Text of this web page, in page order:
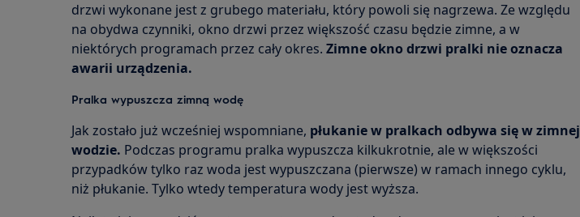
drzwi wykonane jest z grubego materiału, który powoli się nagrzewa. Ze względu
na obydwa czynniki, okno drzwi przez większość czasu będzie zimne, a w
niektórych programach przez cały okres. Zimne okno drzwi pralki nie oznacza
awarii urządzenia.
Pralka wypuszcza zimną wodę
Jak zostało już wcześniej wspomniane, płukanie w pralkach odbywa się w zimnej
wodzie. Podczas programu pralka wypuszcza kilkukrotnie, ale w większości
przypadków tylko raz woda jest wypuszczana (pierwsze) w ramach innego cyklu,
niż płukanie. Tylko wtedy temperatura wody jest wyższa.